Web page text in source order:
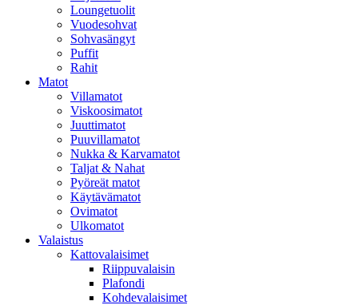
Loungetuolit
Vuodesohvat
Sohvasängyt
Puffit
Rahit
Matot
Villamatot
Viskoosimatot
Juuttimatot
Puuvillamatot
Nukka & Karvamatot
Taljat & Nahat
Pyöreät matot
Käytävämatot
Ovimatot
Ulkomatot
Valaistus
Kattovalaisimet
Riippuvalaisin
Plafondi
Kohdevalaisimet